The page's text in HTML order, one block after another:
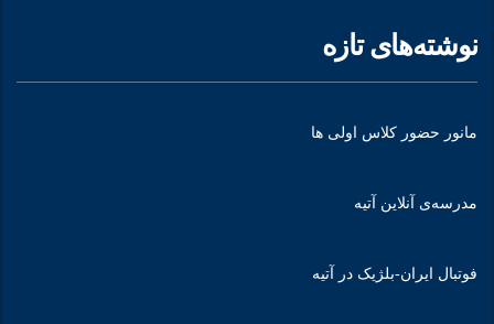
نوشته‌های تازه
مانور حضور کلاس اولی ها
مدرسه‌ی آنلاین آتیه
فوتبال ایران-بلژیک در آتیه